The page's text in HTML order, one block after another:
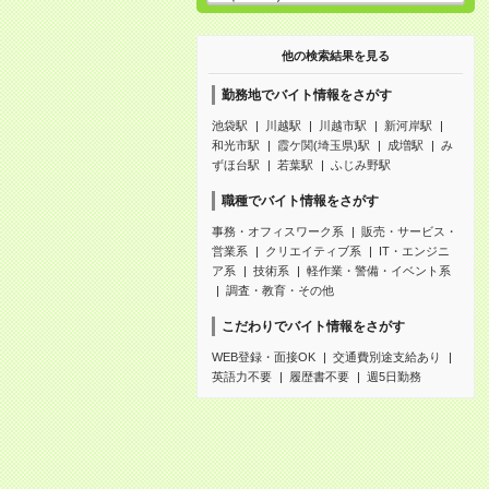
他の検索結果を見る
勤務地でバイト情報をさがす
池袋駅 川越駅 川越市駅
新河岸駅
和光市駅
霞ケ関(埼玉県)駅 成増駅
み
ずほ台駅
若葉駅 ふじみ野駅
職種でバイト情報をさがす
事務・オフィスワーク系
販売・サービス・
営業系
クリエイティブ系
IT・エンジニ
ア系
技術系
軽作業・警備・イベント系
調査・教育・その他
こだわりでバイト情報をさがす
WEB登録・面接OK
交通費別途支給あり
英語力不要
履歴書不要 週5日勤務